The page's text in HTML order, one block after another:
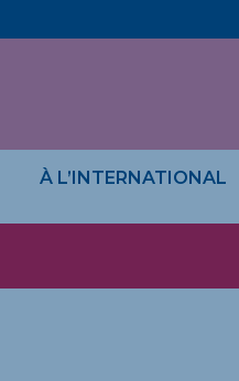
À L’INTERNATIONAL